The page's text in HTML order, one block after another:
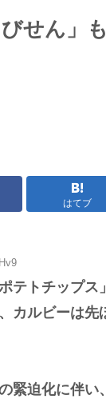
あきら「……白石
せん」
はてブ
テトチップ
カルビーは
緊迫化に伴